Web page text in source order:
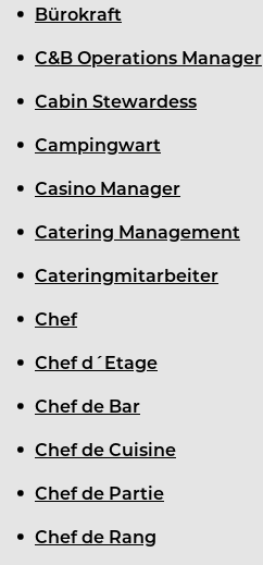
Bürokraft
C&B Operations Manager
Cabin Stewardess
Campingwart
Casino Manager
Catering Management
Cateringmitarbeiter
Chef
Chef d´Etage
Chef de Bar
Chef de Cuisine
Chef de Partie
Chef de Rang